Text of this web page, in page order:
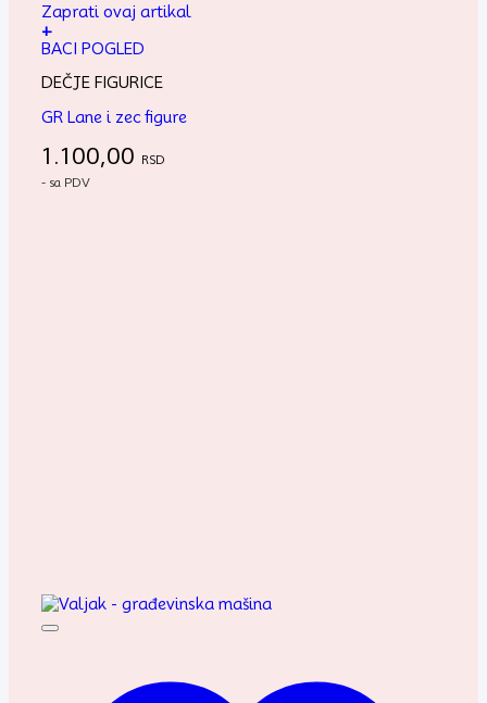
Zaprati ovaj artikal
+
BACI POGLED
DEČJE FIGURICE
GR Lane i zec figure
1.100,00 RSD
- sa PDV